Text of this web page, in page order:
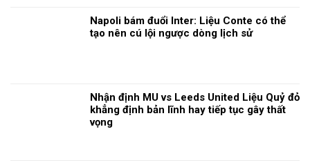
Napoli bám đuổi Inter: Liệu Conte có thể
tạo nên cú lội ngược dòng lịch sử
Nhận định MU vs Leeds United Liệu Quỷ đỏ
khẳng định bản lĩnh hay tiếp tục gây thất
vọng